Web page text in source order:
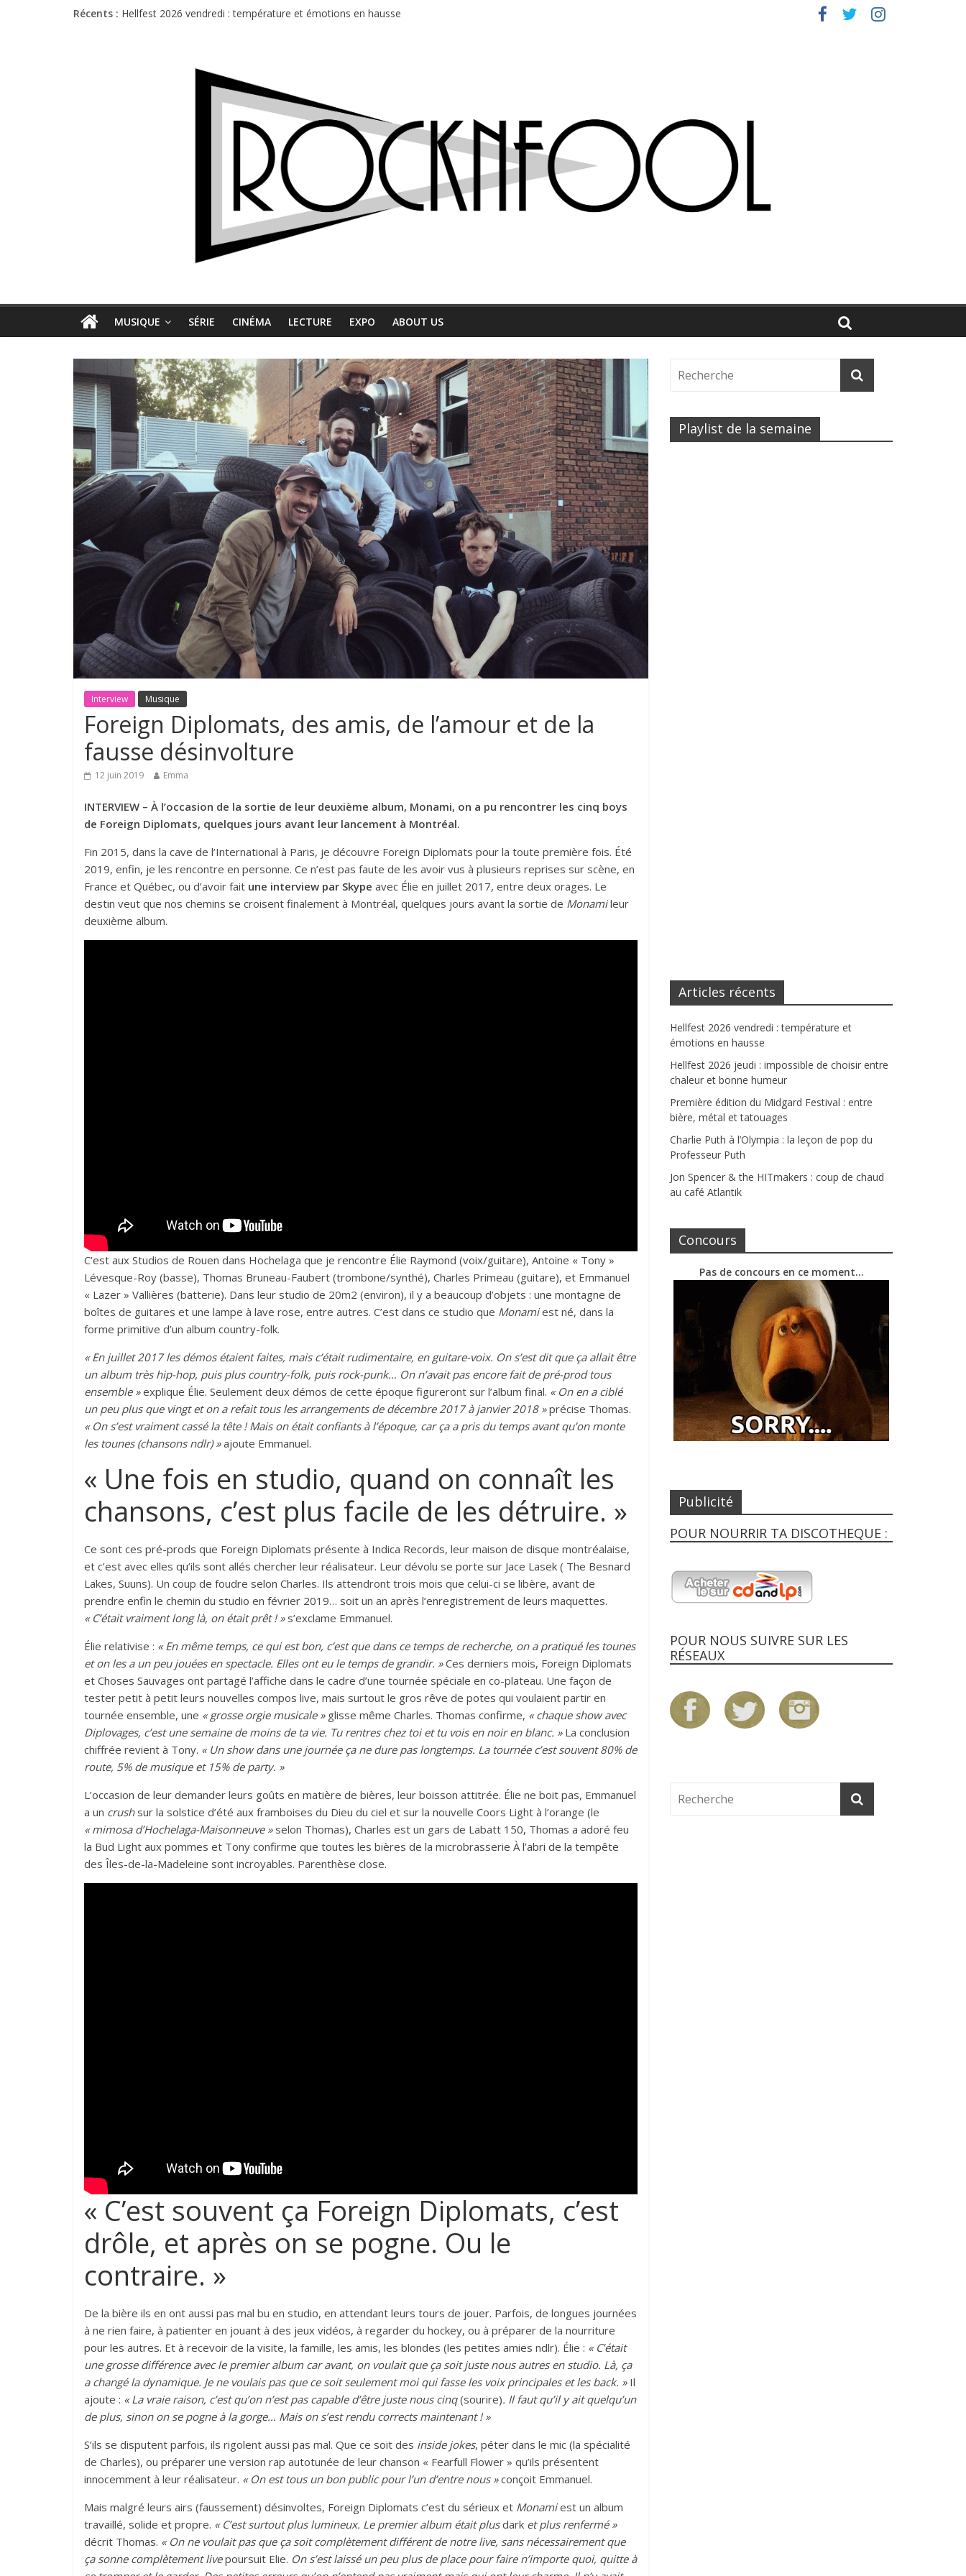
Récents : Jon Spencer & the HITmakers : coup de chaud au café Atlantik
Hellfest 2026 vendredi : température et émotions en hausse
Charlie Puth à l’Olympia : la leçon de pop du Professeur Puth
MUSIQUE SÉRIE CINÉMA LECTURE EXPO ABOUT US
Interview Musique
Foreign Diplomats, des amis, de l’amour et de la
fausse désinvolture
12 juin 2019 Emma
INTERVIEW – À l’occasion de la sortie de leur deuxième album, Monami, on a pu rencontrer les cinq boys
de Foreign Diplomats, quelques jours avant leur lancement à Montréal.
Fin 2015, dans la cave de l’International à Paris, je découvre Foreign Diplomats pour la toute première fois. Été
2019, enfin, je les rencontre en personne. Ce n’est pas faute de les avoir vus à plusieurs reprises sur scène, en
France et Québec, ou d’avoir fait une interview par Skype avec Élie en juillet 2017, entre deux orages. Le
destin veut que nos chemins se croisent finalement à Montréal, quelques jours avant la sortie de Monamileur
deuxième album.
C’est aux Studios de Rouen dans Hochelaga que je rencontre Élie Raymond (voix/guitare), Antoine « Tony »
Lévesque-Roy (basse), Thomas Bruneau-Faubert (trombone/synthé), Charles Primeau (guitare), et Emmanuel
« Lazer » Vallières (batterie). Dans leur studio de 20m2 (environ), il y a beaucoup d’objets : une montagne de
boîtes de guitares et une lampe à lave rose, entre autres. C’est dans ce studio que Monamiest né, dans la
forme primitive d’un album country-folk.
« En juillet 2017 les démos étaient faites, mais c’était rudimentaire, en guitare-voix. On s’est dit que ça allait être
un album très hip-hop, puis plus country-folk, puis rock-punk… On n’avait pas encore fait de pré-prod tous
ensemble »explique Élie. Seulement deux démos de cette époque figureront sur l’album final. « On en a ciblé
un peu plus que vingt et on a refait tous les arrangements de décembre 2017 à janvier 2018 »précise Thomas.
« On s’est vraiment cassé la tête ! Mais on était confiants à l’époque, car ça a pris du temps avant qu’on monte
les tounes (chansons ndlr) »ajoute Emmanuel.
« Une fois en studio, quand on connaît les
chansons, c’est plus facile de les détruire. »
Ce sont ces pré-prods que Foreign Diplomats présente à Indica Records, leur maison de disque montréalaise,
et c’est avec elles qu’ils sont allés chercher leur réalisateur. Leur dévolu se porte sur Jace Lasek ( The Besnard
Lakes, Suuns). Un coup de foudre selon Charles. Ils attendront trois mois que celui-ci se libère, avant de
prendre enfin le chemin du studio en février 2019… soit un an après l’enregistrement de leurs maquettes.
« C’était vraiment long là, on était prêt ! »s’exclame Emmanuel.
Élie relativise : « En même temps, ce qui est bon, c’est que dans ce temps de recherche, on a pratiqué les tounes
et on les a un peu jouées en spectacle. Elles ont eu le temps de grandir. »Ces derniers mois, Foreign Diplomats
et Choses Sauvages ont partagé l’affiche dans le cadre d’une tournée spéciale en co-plateau. Une façon de
tester petit à petit leurs nouvelles compos live, mais surtout le gros rêve de potes qui voulaient partir en
tournée ensemble, une « grosse orgie musicale »glisse même Charles. Thomas confirme, « chaque show avec
Diplovages, c’est une semaine de moins de ta vie. Tu rentres chez toi et tu vois en noir en blanc. »La conclusion
chiffrée revient à Tony. « Un show dans une journée ça ne dure pas longtemps. La tournée c’est souvent 80% de
route, 5% de musique et 15% de party. »
L’occasion de leur demander leurs goûts en matière de bières, leur boisson attitrée. Élie ne boit pas, Emmanuel
a un crushsur la solstice d’été aux framboises du Dieu du ciel et sur la nouvelle Coors Light à l’orange (le
« mimosa d’Hochelaga-Maisonneuve »selon Thomas), Charles est un gars de Labatt 150, Thomas a adoré feu
la Bud Light aux pommes et Tony confirme que toutes les bières de la microbrasserie À l’abri de la tempête
des Îles-de-la-Madeleine sont incroyables. Parenthèse close.
« C’est souvent ça Foreign Diplomats, c’est
drôle, et après on se pogne. Ou le
contraire. »
De la bière ils en ont aussi pas mal bu en studio, en attendant leurs tours de jouer. Parfois, de longues journées
à ne rien faire, à patienter en jouant à des jeux vidéos, à regarder du hockey, ou à préparer de la nourriture
pour les autres. Et à recevoir de la visite, la famille, les amis, les blondes (les petites amies ndlr). Élie : « C’était
une grosse différence avec le premier album car avant, on voulait que ça soit juste nous autres en studio. Là, ça
a changé la dynamique. Je ne voulais pas que ce soit seulement moi qui fasse les voix principales et les back. » Il
ajoute : « La vraie raison, c’est qu’on n’est pas capable d’être juste nous cinq(sourire). Il faut qu’il y ait quelqu’un
de plus, sinon on se pogne à la gorge… Mais on s’est rendu corrects maintenant ! »
S’ils se disputent parfois, ils rigolent aussi pas mal. Que ce soit des inside jokes, péter dans le mic (la spécialité
de Charles), ou préparer une version rap autotunée de leur chanson « Fearfull Flower » qu’ils présentent
innocemment à leur réalisateur. « On est tous un bon public pour l’un d’entre nous »conçoit Emmanuel.
Mais malgré leurs airs (faussement) désinvoltes, Foreign Diplomats c’est du sérieux et Monamiest un album
travaillé, solide et propre. « C’est surtout plus lumineux. Le premier album était plusdark et plus renfermé »
décrit Thomas. « On ne voulait pas que ça soit complètement différent de notre live, sans nécessairement que
ça sonne complètement livepoursuit Elie. On s’est laissé un peu plus de place pour faire n’importe quoi, quitte à
Playlist de la semaine
Articles récents
Hellfest 2026 vendredi : température et
émotions en hausse
Hellfest 2026 jeudi : impossible de choisir entre
chaleur et bonne humeur
Première édition du Midgard Festival : entre
bière, métal et tatouages
Charlie Puth à l’Olympia : la leçon de pop du
Professeur Puth
Jon Spencer & the HITmakers : coup de chaud
au café Atlantik
Concours
Pas de concours en ce moment…
Publicité
POUR NOURRIR TA DISCOTHEQUE :
POUR NOUS SUIVRE SUR LES
RÉSEAUX